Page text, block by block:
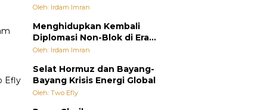
Oleh: Irdam Imran
Menghidupkan Kembali
Diplomasi Non-Blok di Era
Multipolar
Oleh: Irdam Imran
Selat Hormuz dan Bayang-
Bayang Krisis Energi Global
Oleh: Two Efly